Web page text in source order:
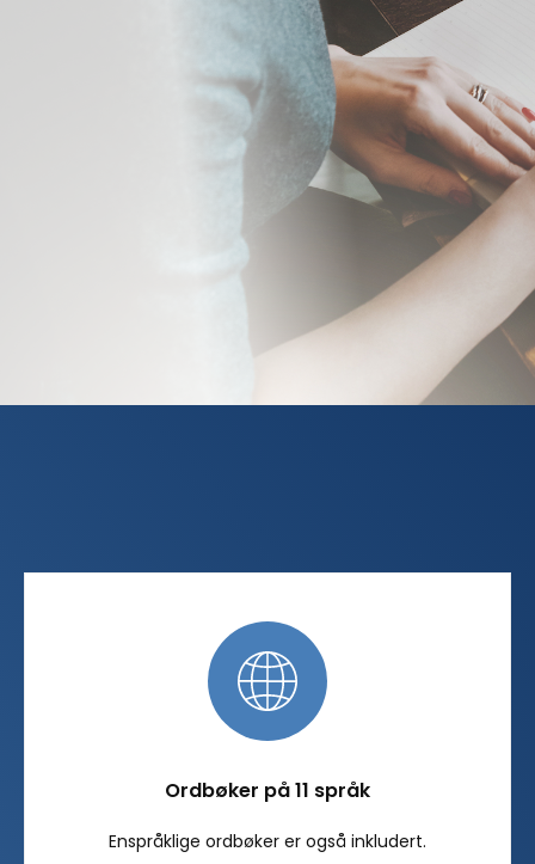
Ordbøker på 11 språk
Enspråklige ordbøker er også inkludert.